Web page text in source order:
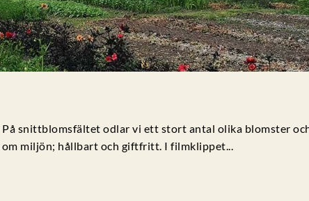
snittblomsfältet odlar vi ett stort antal olika blomster
om miljön; hållbart och giftfritt. I filmklippet...